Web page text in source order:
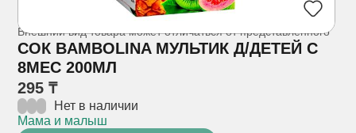
Внешний вид товара может отличаться от представленного
СОК BAMBOLINA МУЛЬТИК Д/ДЕТЕЙ С
8МЕС 200МЛ
295 ₸
Нет в наличии
Мама и малыш